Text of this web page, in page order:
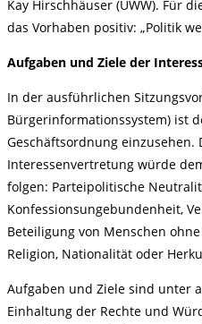
Kay Hirschhäuser (UWW). Für
das Vorhaben positiv: „Politik
Aufgaben und Ziele der
In der ausführlichen
Bürgerinformationssystem) ist
Geschäftsordnung einzusehen.
Interessenvertretung würde
folgen: Parteipolitische
Konfessionsungebundenheit,
Beteiligung von Menschen
Religion, Nationalität oder
Aufgaben und Ziele sind unter
Einhaltung der Rechte und